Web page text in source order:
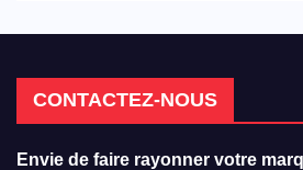
CONTACTEZ-NOUS
Envie de faire rayonner votre